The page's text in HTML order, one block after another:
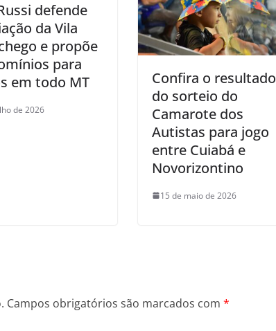
defende
da Vila
e propõe
para
em todo MT
de 2026
Confira o resultado
do sorteio do
Camarote dos
Autistas para jogo
entre Cuiabá e
Novorizontino
15 de maio de 2026
Campos obrigatórios são marcados com *